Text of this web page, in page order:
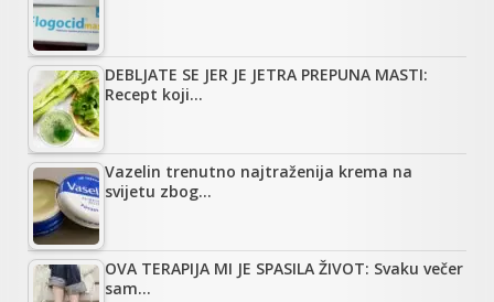
DEBLJATE SE JER JE JETRA PREPUNA MASTI:
Recept koji…
Vazelin trenutno najtraženija krema na
svijetu zbog…
OVA TERAPIJA MI JE SPASILA ŽIVOT: Svaku večer
sam…